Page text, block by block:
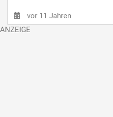
vor 11 Jahren